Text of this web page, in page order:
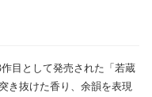
目として発売された「若蔵
き抜けた香り、余韻を表現